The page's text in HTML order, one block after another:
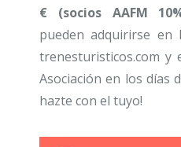
€ (socios AAFM
pueden adquirirse en
trenesturisticos.com y
Asociación en los días
hazte con el tuyo!